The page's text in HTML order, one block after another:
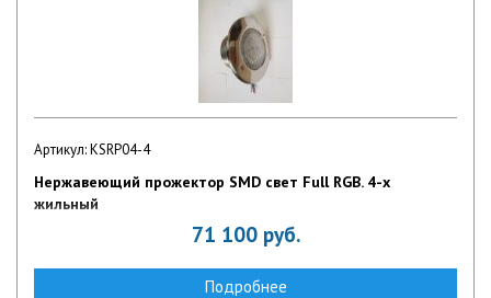
Артикул: KSRP04-4
Нержавеющий прожектор SMD свет Full RGB. 4-х
жильный
71 100 руб.
Подробнее